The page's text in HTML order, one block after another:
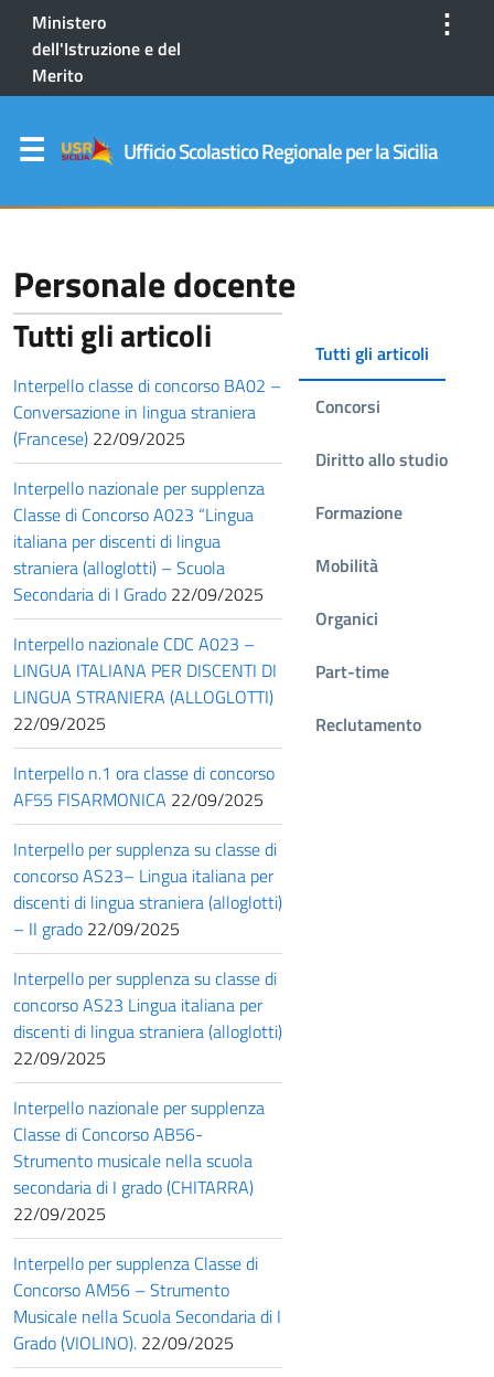
Ministero
dell'Istruzione e del
Merito
⋮
Ufficio Scolastico Regionale per la Sicilia
Personale docente
Tutti gli articoli
Concorsi
Diritto allo studio
Formazione
Mobilità
Organici
Part-time
Reclutamento
Tutti gli articoli
Interpello classe di concorso BA02 –
Conversazione in lingua straniera
(Francese) 22/09/2025
Interpello nazionale per supplenza
Classe di Concorso A023 “Lingua
italiana per discenti di lingua
straniera (alloglotti) – Scuola
Secondaria di I Grado 22/09/2025
Interpello nazionale CDC A023 –
LINGUA ITALIANA PER DISCENTI DI
LINGUA STRANIERA (ALLOGLOTTI)
22/09/2025
Interpello n.1 ora classe di concorso
AF55 FISARMONICA 22/09/2025
Interpello per supplenza su classe di
concorso AS23– Lingua italiana per
discenti di lingua straniera (alloglotti)
– II grado 22/09/2025
Interpello per supplenza su classe di
concorso AS23 Lingua italiana per
discenti di lingua straniera (alloglotti)
22/09/2025
Interpello nazionale per supplenza
Classe di Concorso AB56-
Strumento musicale nella scuola
secondaria di I grado (CHITARRA)
22/09/2025
Interpello per supplenza Classe di
Concorso AM56 – Strumento
Musicale nella Scuola Secondaria di I
Grado (VIOLINO). 22/09/2025